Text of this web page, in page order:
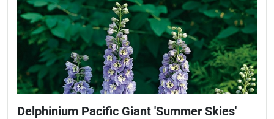
Delphinium Pacific Giant 'Summer Skies'